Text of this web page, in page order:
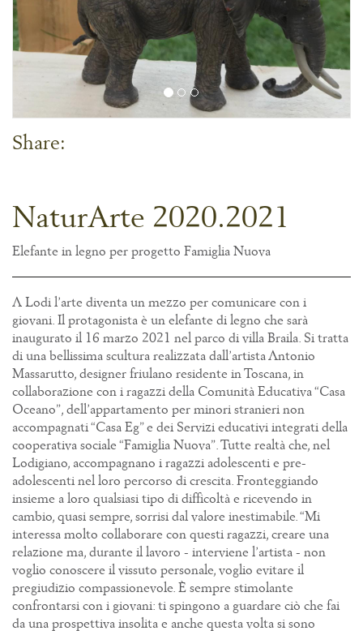
Share:
NaturArte 2020.2021
Elefante in legno per progetto Famiglia Nuova
A Lodi l’arte diventa un mezzo per comunicare con i
giovani. Il protagonista è un elefante di legno che sarà
inaugurato il 16 marzo 2021 nel parco di villa Braila. Si tratta
di una bellissima scultura realizzata dall’artista Antonio
Massarutto, designer friulano residente in Toscana, in
collaborazione con i ragazzi della Comunità Educativa “Casa
Oceano”, dell’appartamento per minori stranieri non
accompagnati “Casa Eg” e dei Servizi educativi integrati della
cooperativa sociale “Famiglia Nuova”. Tutte realtà che, nel
Lodigiano, accompagnano i ragazzi adolescenti e pre-
adolescenti nel loro percorso di crescita. Fronteggiando
insieme a loro qualsiasi tipo di difficoltà e ricevendo in
cambio, quasi sempre, sorrisi dal valore inestimabile. “Mi
interessa molto collaborare con questi ragazzi, creare una
relazione ma, durante il lavoro - interviene l’artista - non
voglio conoscere il vissuto personale, voglio evitare il
pregiudizio compassionevole. È sempre stimolante
confrontarsi con i giovani: ti spingono a guardare ciò che fai
da una prospettiva insolita e anche questa volta si sono